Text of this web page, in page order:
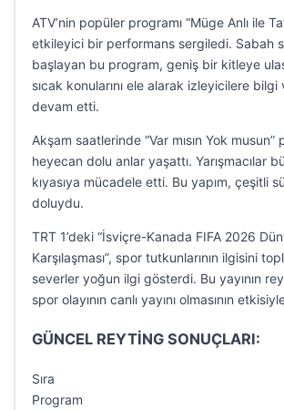
ATV’nin popüler programı “Müge Anlı ile
etkileyici bir performans sergiledi. Sabah
başlayan bu program, geniş bir kitleye
sıcak konularını ele alarak izleyicilere
devam etti.
Akşam saatlerinde “Var mısın Yok musun”
heyecan dolu anlar yaşattı. Yarışmacılar
kıyasıya mücadele etti. Bu yapım, çeşitli
doluydu.
TRT 1’deki “İsviçre-Kanada FIFA 2026
Karşılaşması”, spor tutkunlarının ilgisini
severler yoğun ilgi gösterdi. Bu yayının
spor olayının canlı yayını olmasının
GÜNCEL REYTİNG SONUÇLARI:
Sıra
Program